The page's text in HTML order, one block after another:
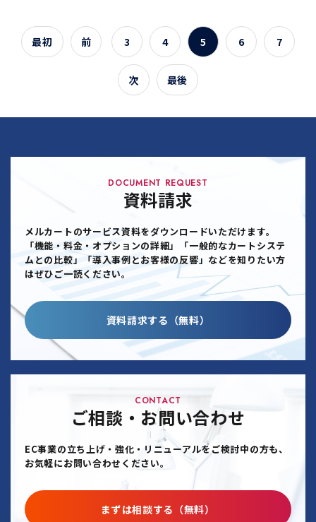
最初 前 3 4 5 6 7
次 最後
DOCUMENT REQUEST
資料請求
メルカートのサービス資料をダウンロードいただけます。
「機能・料金・オプションの詳細」「一般的なカートシステ
ムとの比較」「導入事例とお客様の反響」などを知りたい方
はぜひご一読ください。
資料請求する（無料）
CONTACT
ご相談・お問い合わせ
EC事業の立ち上げ・強化・リニューアルをご検討中の方も、
お気軽にお問い合わせください。
まずは相談する（無料）